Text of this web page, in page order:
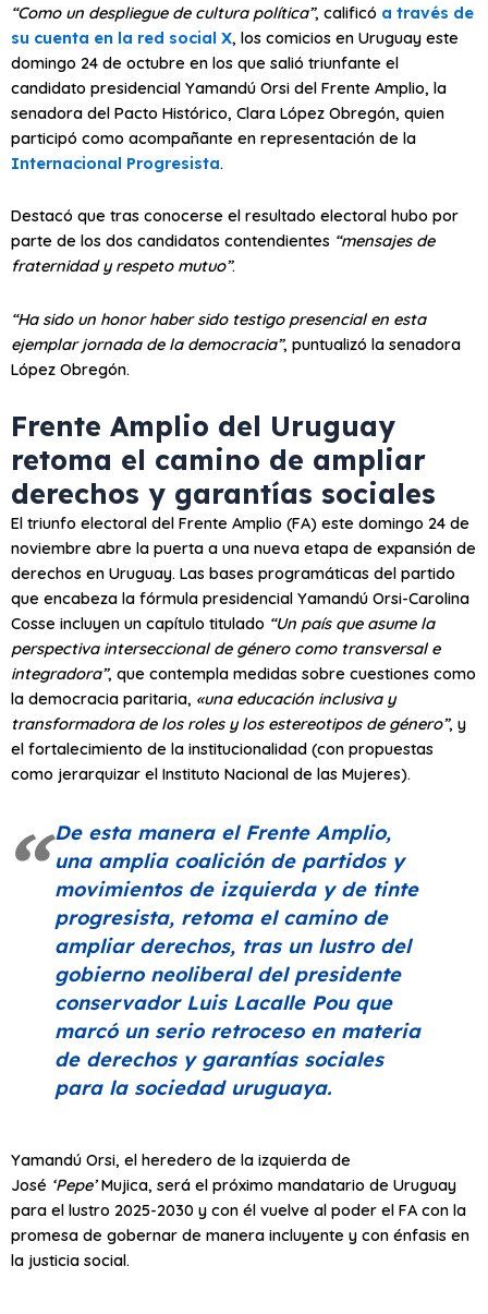
“Como un despliegue de cultura política”, calificó a través de
su cuenta en la red social X, los comicios en Uruguay este
domingo 24 de octubre en los que salió triunfante el
candidato presidencial Yamandú Orsi del Frente Amplio, la
senadora del Pacto Histórico, Clara López Obregón, quien
participó como acompañante en representación de la
Internacional Progresista.
Destacó que tras conocerse el resultado electoral hubo por
parte de los dos candidatos contendientes “mensajes de
fraternidad y respeto mutuo”.
“Ha sido un honor haber sido testigo presencial en esta
ejemplar jornada de la democracia”, puntualizó la senadora
López Obregón.
Frente Amplio del Uruguay
retoma el camino de ampliar
derechos y garantías sociales
El triunfo electoral del Frente Amplio (FA) este domingo 24 de
noviembre abre la puerta a una nueva etapa de expansión de
derechos en Uruguay. Las bases programáticas del partido
que encabeza la fórmula presidencial Yamandú Orsi-Carolina
Cosse incluyen un capítulo titulado “Un país que asume la
perspectiva interseccional de género como transversal e
integradora”, que contempla medidas sobre cuestiones como
la democracia paritaria, «una educación inclusiva y
transformadora de los roles y los estereotipos de género”, y
el fortalecimiento de la institucionalidad (con propuestas
como jerarquizar el Instituto Nacional de las Mujeres).
De esta manera el Frente Amplio,
una amplia coalición de partidos y
movimientos de izquierda y de tinte
progresista, retoma el camino de
ampliar derechos, tras un lustro del
gobierno neoliberal del presidente
conservador Luis Lacalle Pou que
marcó un serio retroceso en materia
de derechos y garantías sociales
para la sociedad uruguaya.
Yamandú Orsi, el heredero de la izquierda de
José ‘Pepe’Mujica, será el próximo mandatario de Uruguay
para el lustro 2025-2030 y con él vuelve al poder el FA con la
promesa de gobernar de manera incluyente y con énfasis en
la justicia social.